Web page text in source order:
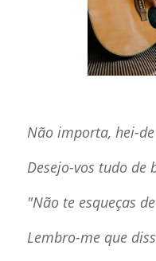
Não importa, hei-
Desejo-vos tudo de
"Não te esqueças
Lembro-me que